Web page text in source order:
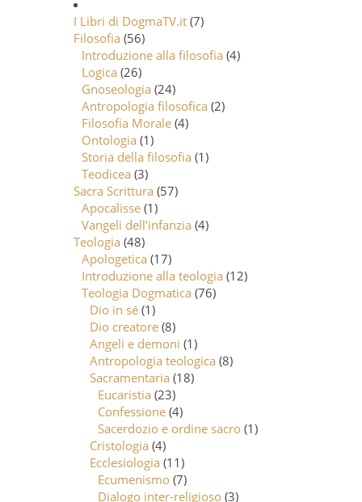
I Libri di DogmaTV.it (7)
Filosofia (56)
Introduzione alla filosofia (4)
Logica (26)
Gnoseologia (24)
Antropologia filosofica (2)
Filosofia Morale (4)
Ontologia (1)
Storia della filosofia (1)
Teodicea (3)
Sacra Scrittura (57)
Apocalisse (1)
Vangeli dell'infanzia (4)
Teologia (48)
Apologetica (17)
Introduzione alla teologia (12)
Teologia Dogmatica (76)
Dio in sé (1)
Dio creatore (8)
Angeli e demoni (1)
Antropologia teologica (8)
Sacramentaria (18)
Eucaristia (23)
Confessione (4)
Sacerdozio e ordine sacro (1)
Cristologia (4)
Ecclesiologia (11)
Ecumenismo (7)
Dialogo inter-religioso (3)